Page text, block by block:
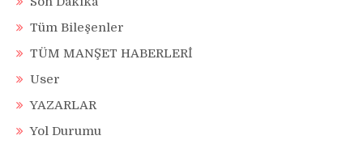
Tüm Bileşenler
TÜM MANŞET HABERLERİ
User
YAZARLAR
Yol Durumu